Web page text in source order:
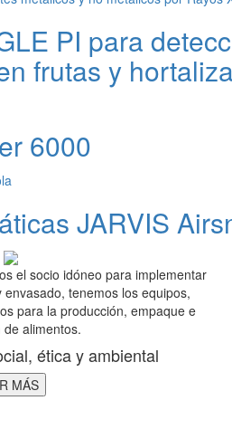
PI para
frutas y
6000
JARVIS
el socio idóneo para implementar
tenemos los equipos,
para la producción, empaque e
de alimentos.
ética y ambiental
MÁS